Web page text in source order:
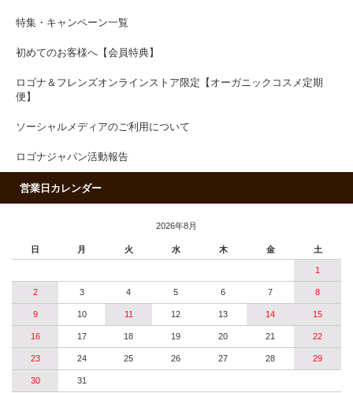
特集・キャンペーン一覧
初めてのお客様へ【会員特典】
ロゴナ＆フレンズオンラインストア限定【オーガニックコスメ定期
便】
ソーシャルメディアのご利用について
ロゴナジャパン活動報告
営業日カレンダー
2026年8月
日 月 火 水 木 金 土
1
2 3 4 5 6 7 8
9 10 11 12 13 14 15
16 17 18 19 20 21 22
23 24 25 26 27 28 29
30 31